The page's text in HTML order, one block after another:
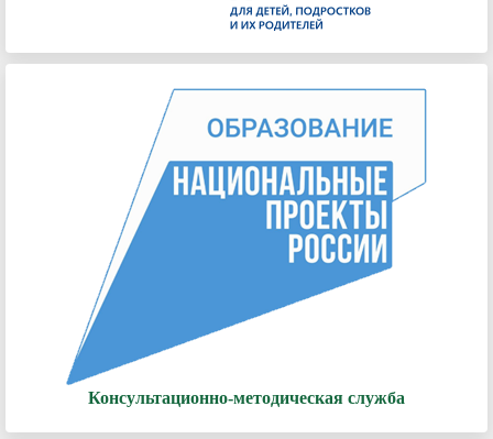
Консультационно-методическая служба